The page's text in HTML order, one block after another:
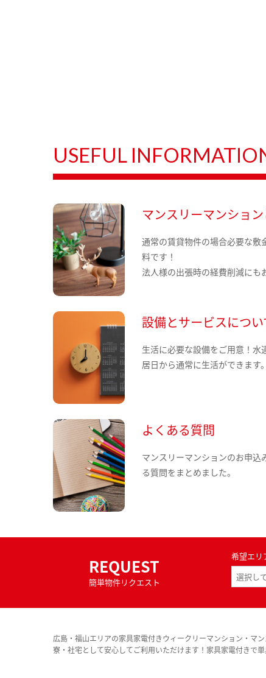
USEFUL
マンスリーマンション
通常の賃貸物件の場合必要な敷
料です！
法人様の出張時の経費削減にも
設備とサービスについ
生活に必要な設備をご用意！水
居日から通常に生活ができます。
よくある質問
マンスリーマンションのお申込
る質問をまとめました。
REQUEST
簡単物件リクエスト
希望エリ
広島・福山エリアの家具家電付きウィークリーマンション・マ
寮・社宅として安心してご利用いただけます！家具家電付きで単